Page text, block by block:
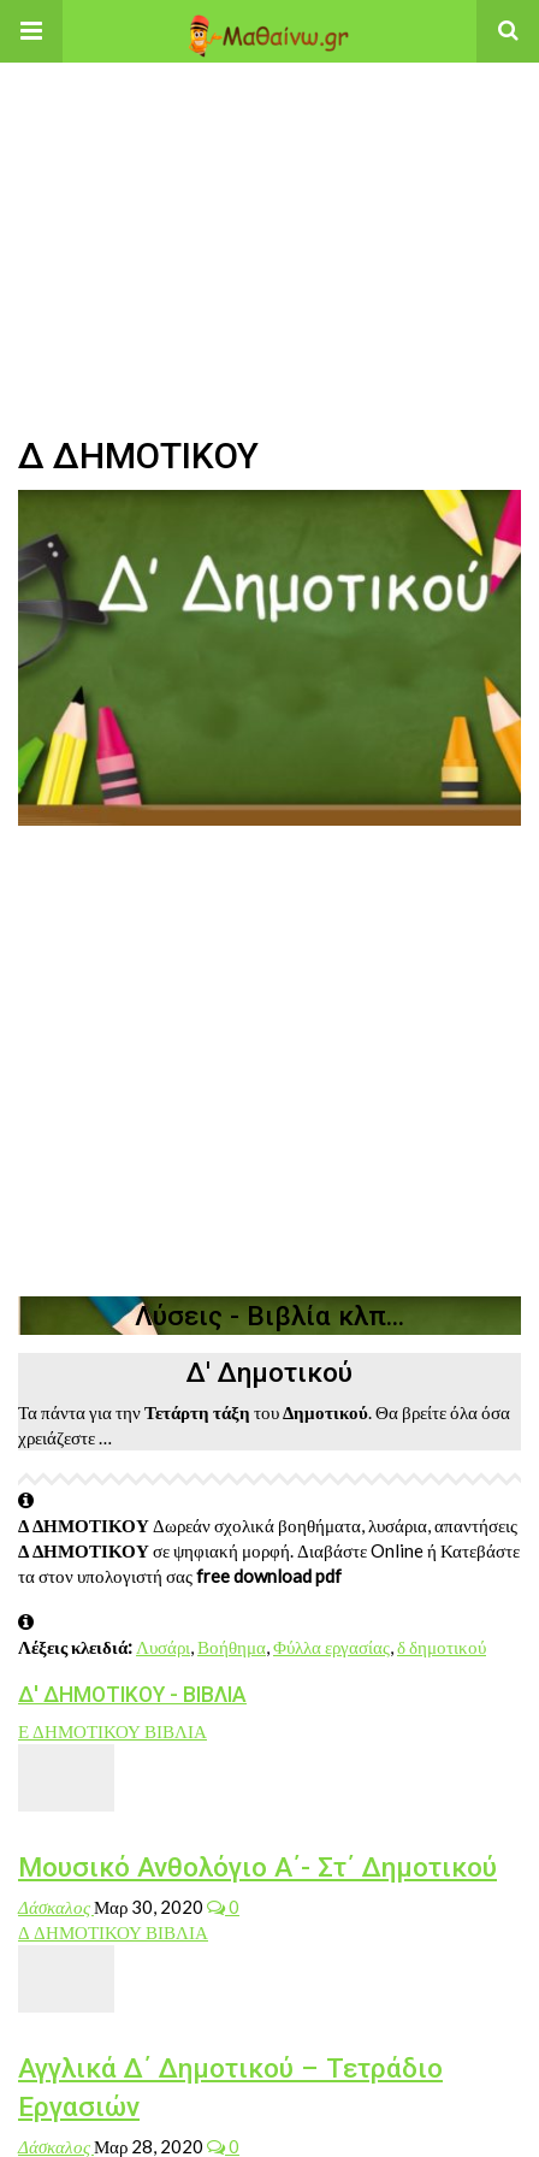
Δ ΔΗΜΟΤΙΚΟΥ
Λύσεις - Βιβλία κλπ...
Δ' Δημοτικού
Τα πάντα για τηνΤετάρτη τάξη τουΔημοτικού. Θα βρείτε όλα όσα
χρειάζεστε …
Δ ΔΗΜΟΤΙΚΟΥΔωρεάν σχολικά βοηθήματα, λυσάρια, απαντήσεις
Δ ΔΗΜΟΤΙΚΟΥσε ψηφιακή μορφή. Διαβάστε Online ή Κατεβάστε
τα στον υπολογιστή σαςfree download pdf
Λέξεις κλειδιά: Λυσάρι,Βοήθημα,Φύλλα εργασίας,δ δημοτικού
Δ' ΔΗΜΟΤΙΚΟΥ - ΒΙΒΛΙΑ
Ε ΔΗΜΟΤΙΚΟΥ ΒΙΒΛΙΑ
Μουσικό Ανθολόγιο Α΄- Στ΄ Δημοτικού
ΔάσκαλοςΜαρ 30, 2020
0
Δ ΔΗΜΟΤΙΚΟΥ ΒΙΒΛΙΑ
Αγγλικά Δ΄ Δημοτικού – Τετράδιο
Εργασιών
ΔάσκαλοςΜαρ 28, 2020 0